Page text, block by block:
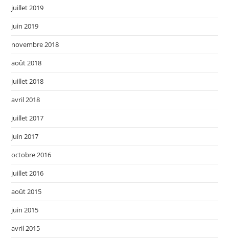
juillet 2019
juin 2019
novembre 2018
août 2018
juillet 2018
avril 2018
juillet 2017
juin 2017
octobre 2016
juillet 2016
août 2015
juin 2015
avril 2015